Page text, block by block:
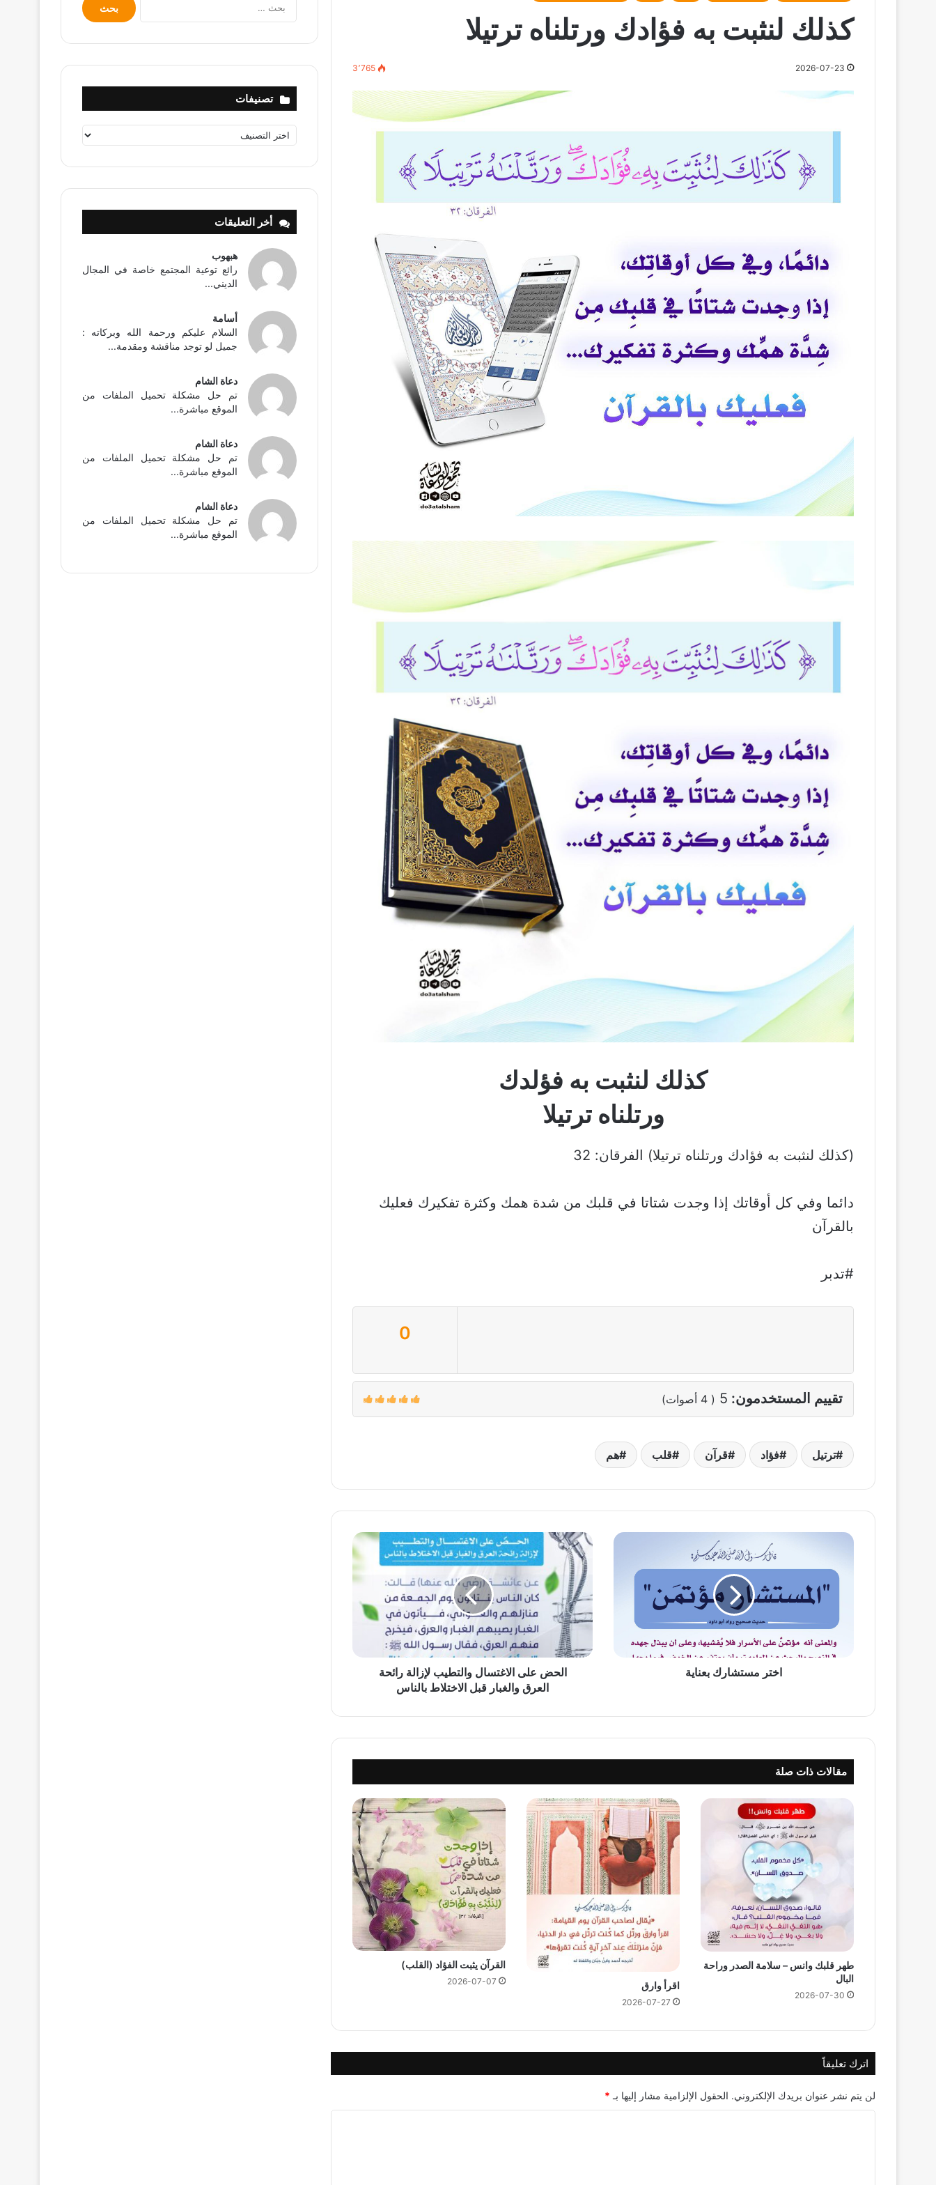
كذلك لنثبت به فؤادك ورتلناه ترتيلا
2026-07-23 3٬765
كذلك لنثبت به فؤلدك
ورتلناه ترتيلا
(كذلك لنثبت به فؤادك ورتلناه ترتيلا) الفرقان: 32
دائما وفي كل أوقاتك إذا وجدت شتاتا في قلبك من شدة همك وكثرة تفكيرك فعليك
بالقرآن
#تدبر
0
تقييم المستخدمون: 5
(
4 أصوات)
ترتيل فؤاد قرآن قلب هم
اختر
بعناية
اختر مستشارك بعناية
الحض
على
الاغتسال
والتطيب
لإزالة
رائحة
العرق
والغبار
قبل
الاختلاطالحض على الاغتسال والتطيب لإزالة رائحة
العرق والغبار قبل الاختلاط بالناس
مقالات ذات صلة
طهر قلبك وانس – سلامة الصدر وراحة
البال
2026-07-30
اقرأ وارق
2026-07-27
القرآن يثبت الفؤاد (القلب)
2026-07-07
اترك تعليقاً
لن يتم نشر عنوان بريدك الإلكتروني. الحقول الإلزامية مشار إليها بـ *
عن:
تصنيفات
تصنيفات
أخر التعليقات
هبهوب
رائع توعية المجتمع خاصة في المجال
الديني...
أسامة
السلام عليكم ورحمة الله وبركاته :
جميل لو توجد مناقشة ومقدمة...
دعاة الشام
تم حل مشكلة تحميل الملفات من
الموقع مباشرة...
دعاة الشام
تم حل مشكلة تحميل الملفات من
الموقع مباشرة...
دعاة الشام
تم حل مشكلة تحميل الملفات من
الموقع مباشرة...